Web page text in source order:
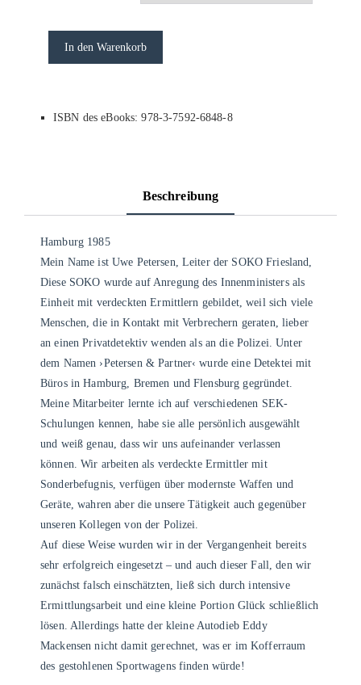
In den Warenkorb
ISBN des eBooks: 978-3-7592-6848-8
Beschreibung
Hamburg 1985
Mein Name ist Uwe Petersen, Leiter der SOKO Friesland,
Diese SOKO wurde auf Anregung des Innenministers als
Einheit mit verdeckten Ermittlern gebildet, weil sich viele
Menschen, die in Kontakt mit Verbrechern geraten, lieber
an einen Privatdetektiv wenden als an die Polizei. Unter
dem Namen ›Petersen & Partner‹ wurde eine Detektei mit
Büros in Hamburg, Bremen und Flensburg gegründet.
Meine Mitarbeiter lernte ich auf verschiedenen SEK-
Schulungen kennen, habe sie alle persönlich ausgewählt
und weiß genau, dass wir uns aufeinander verlassen
können. Wir arbeiten als verdeckte Ermittler mit
Sonderbefugnis, verfügen über modernste Waffen und
Geräte, wahren aber die unsere Tätigkeit auch gegenüber
unseren Kollegen von der Polizei.
Auf diese Weise wurden wir in der Vergangenheit bereits
sehr erfolgreich eingesetzt – und auch dieser Fall, den wir
zunächst falsch einschätzten, ließ sich durch intensive
Ermittlungsarbeit und eine kleine Portion Glück schließlich
lösen. Allerdings hatte der kleine Autodieb Eddy
Mackensen nicht damit gerechnet, was er im Kofferraum
des gestohlenen Sportwagens finden würde!